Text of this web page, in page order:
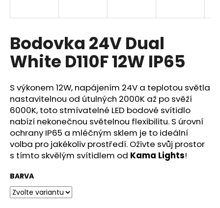
Bodovka 24V Dual
White D110F 12W IP65
S výkonem 12W, napájením 24V a teplotou světla
nastavitelnou od útulných 2000K až po svěží
6000K, toto stmívatelné LED bodové svítidlo
nabízí nekonečnou světelnou flexibilitu. S úrovní
ochrany IP65 a mléčným sklem je to ideální
volba pro jakékoliv prostředí. Oživte svůj prostor
s tímto skvělým svítidlem od Kama Lights!
BARVA
í
t
?
HLEDAT
D
p
o
r